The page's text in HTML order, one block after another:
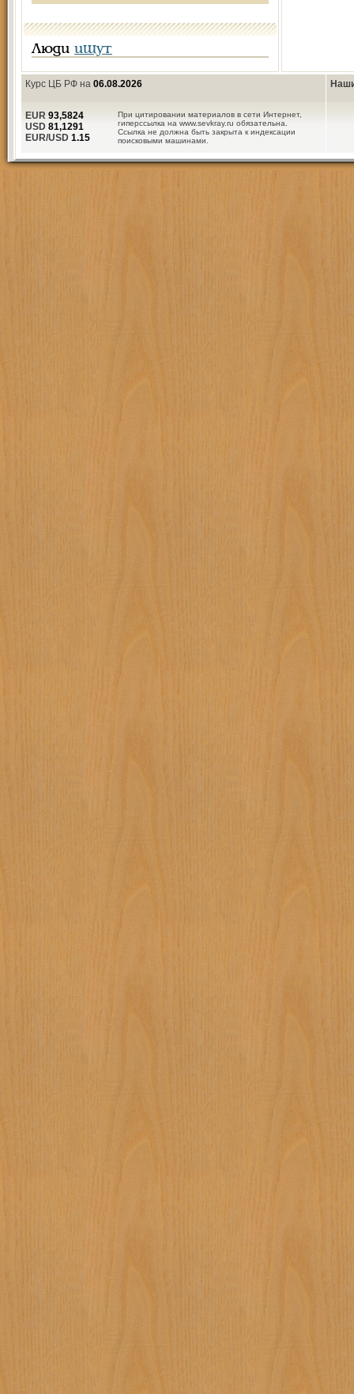
Люди ищут
Курс ЦБ РФ на 06.08.2026
При цитировании материалов в сети Интернет,
гиперссылка на www.sevkray.ru обязательна.
Ссылка не должна быть закрыта к индексации
поисковыми машинами.
EUR 93,5824
USD 81,1291
EUR/USD 1.15